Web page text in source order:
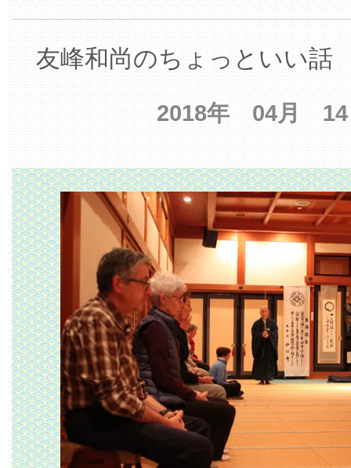
友峰和尚のちょっといい話
2018年 04月